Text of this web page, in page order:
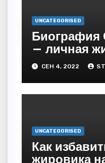
UNCATEGORISED
Биография
— личная
дети.
жизни и
греческого
СЕН 4, 2022
UNCATEGORISED
Как
жировика